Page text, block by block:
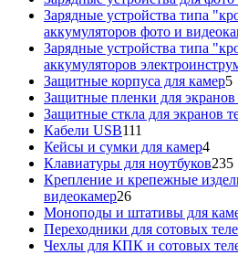
Зарядные устройства типа
аккумуляторов фото и
Зарядные устройства типа
аккумуляторов
Защитные корпуса для камер55
Защитные пленки для
Защитные сткла для экранов
Кабели USB111
товаров
Кейсы и сумки для камер44
Клавиатуры для ноутбуков235
Крепление и крепежные
видеокамер2626
товаров
Моноподы и штативы для
Переходники для сотовых
Чехлы для КПК и сотовых